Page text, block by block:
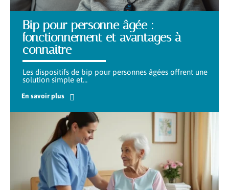
Bip pour personne âgée :
fonctionnement et avantages à
connaitre
Les dispositifs de bip pour personnes âgées offrent une
solution simple et…
En savoir plus